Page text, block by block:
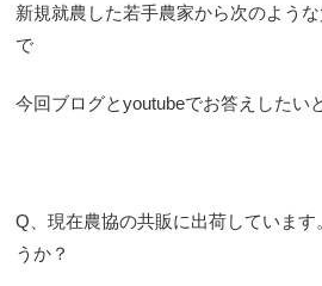
新規就農した若手農家から次のよう
で
今回ブログとyoutubeでお答えしたい
Q、現在農協の共販に出荷しています
うか？